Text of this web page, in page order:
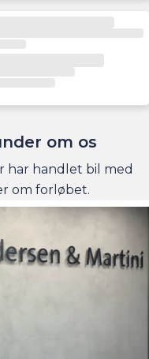
om os
har handlet bil med
om forløbet.